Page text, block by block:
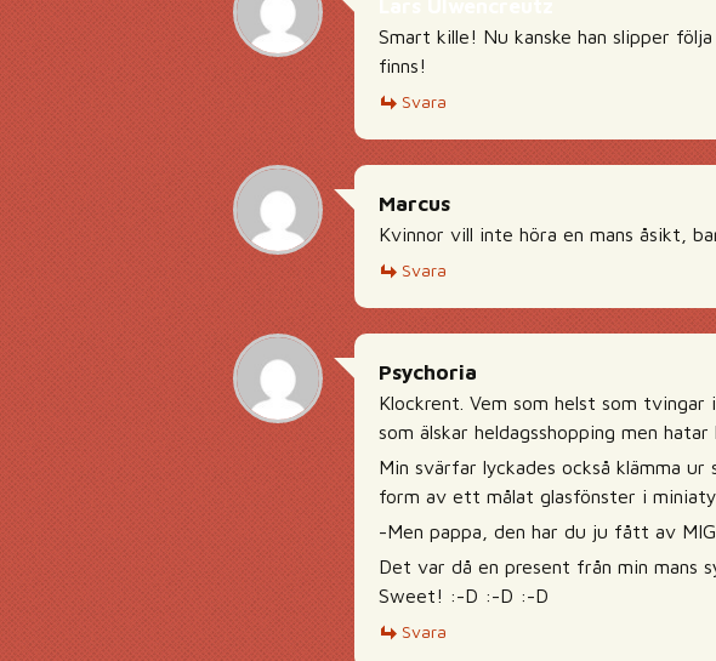
Smart kille! Nu kanske han slipper
finns!
Svara
Marcus
Kvinnor vill inte höra en mans åsikt,
Svara
Psychoria
Klockrent. Vem som helst som
som älskar heldagsshopping men hatar
Min svärfar lyckades också klämma
form av ett målat glasfönster i
-Men pappa, den har du ju fått av
Det var då en present från min mans
Sweet! :-D :-D :-D
Svara